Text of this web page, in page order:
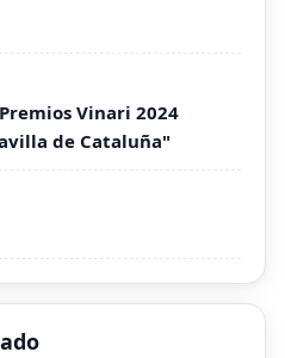
Vinari 2024
de Cataluña"